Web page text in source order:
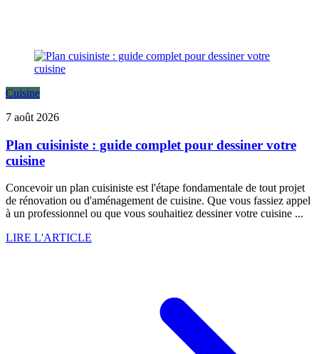
Cuisine
7 août 2026
Plan cuisiniste : guide complet pour dessiner votre
cuisine
Concevoir un plan cuisiniste est l'étape fondamentale de tout projet
de rénovation ou d'aménagement de cuisine. Que vous fassiez appel
à un professionnel ou que vous souhaitiez dessiner votre cuisine ...
LIRE L'ARTICLE